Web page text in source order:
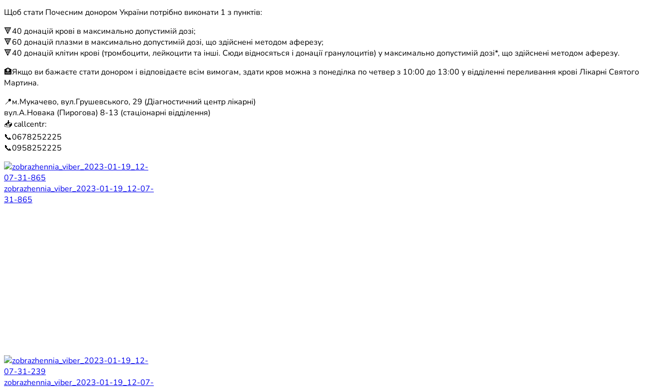
Щоб стати Почесним донором України потрібно виконати 1 з пунктів:
🔻40 донацій крові в максимально допустимій дозі;
🔻60 донацій плазми в максимально допустимій дозі, що здійснені методом аферезу;
🔻40 донацій клітин крові (тромбоцити, лейкоцити та інші. Сюди відносяться і донації гранулоцитів) у максимально допустимій дозі*, що здійснені методом аферезу.
🏥Якщо ви бажаєте стати донором і відповідаєте всім вимогам, здати кров можна з понеділка по четвер з 10:00 до 13:00 у відділенні переливання крові Лікарні Святого
Мартина.
📍м.Мукачево, вул.Грушевського, 29 (Діагностичний центр лікарні)
вул.А.Новака (Пирогова) 8-13 (стаціонарні відділення)
📥 callcentr:
📞0678252225
📞0958252225
zobrazhennia_viber_2023-01-19_12-07-
31-865
zobrazhennia_viber_2023-01-19_12-07-